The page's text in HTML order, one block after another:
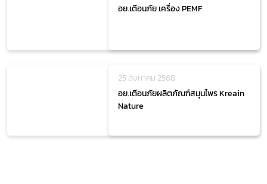
อย.เตือนภัย เครื่อง PEMF
25 สิงหาคม 2568
อย.เตือนภัยผลิตภัณฑ์สมุนไพร Kreain
Nature